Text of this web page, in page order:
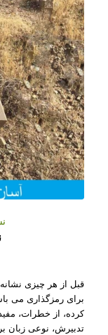
قبل از هر چیزی
برای رمزگذاری می
کرده، از خطرات،
تدبیرش، نوعی زبان